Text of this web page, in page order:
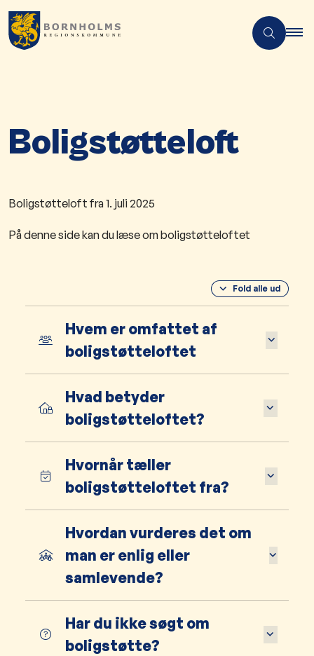
Boligstøtteloft
Boligstøtteloft fra 1. juli 2025
På denne side kan du læse om boligstøtteloftet
Fold alle ud
Hvem er omfattet af
boligstøtteloftet
Hvad betyder
boligstøtteloftet?
Hvornår tæller
boligstøtteloftet fra?
Hvordan vurderes det om
man er enlig eller
samlevende?
Har du ikke søgt om
boligstøtte?